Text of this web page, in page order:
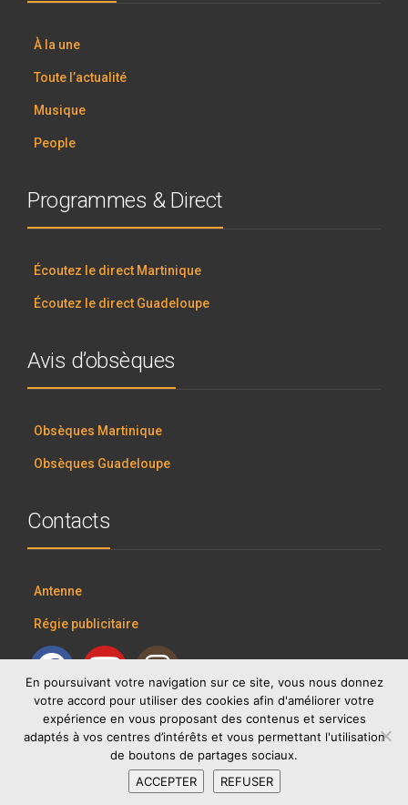
À la une
Toute l’actualité
Musique
People
Programmes & Direct
Écoutez le direct Martinique
Écoutez le direct Guadeloupe
Avis d’obsèques
Obsèques Martinique
Obsèques Guadeloupe
Contacts
Antenne
Régie publicitaire
RCI GROUP
En poursuivant votre navigation sur ce site, vous nous donnez
votre accord pour utiliser des cookies afin d'améliorer votre
expérience en vous proposant des contenus et services
adaptés à vos centres d’intérêts et vous permettant l'utilisation
de boutons de partages sociaux.
ACCEPTER
REFUSER